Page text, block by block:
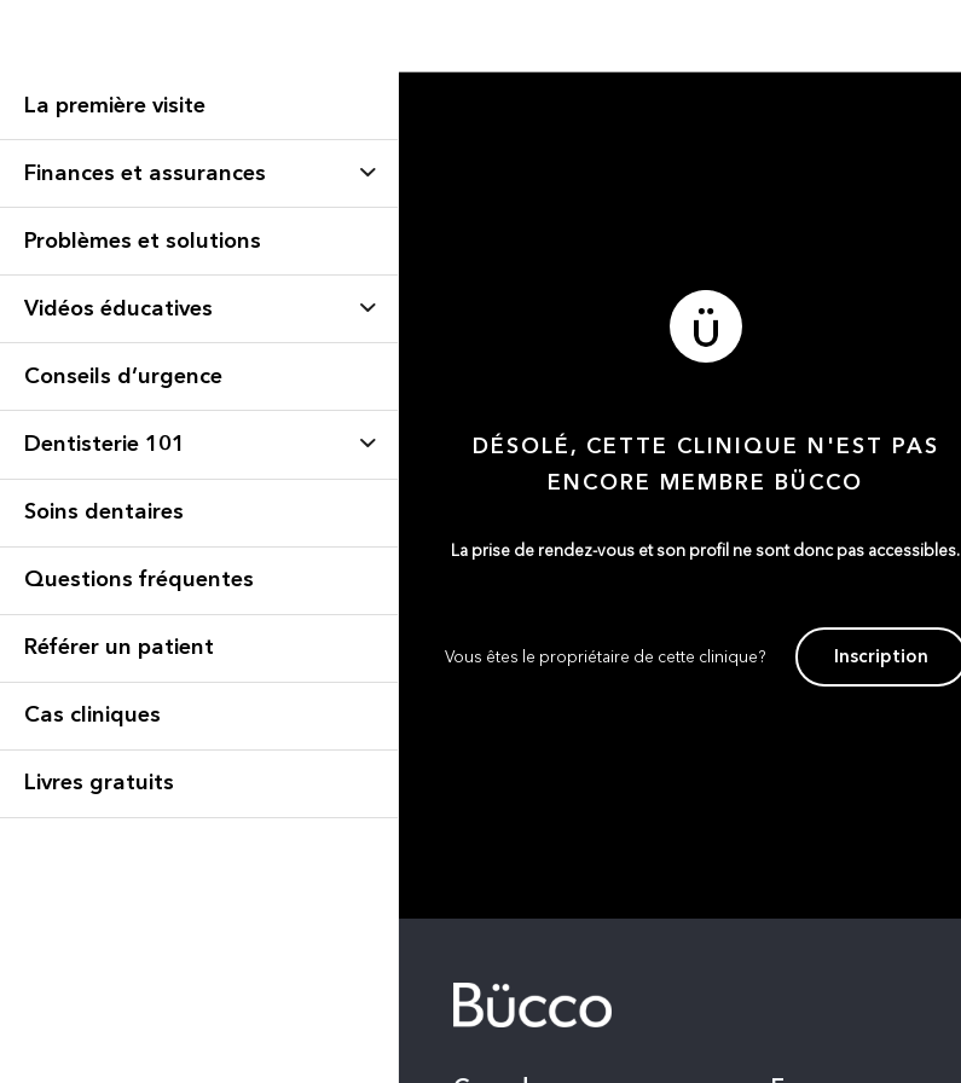
La première visite
Finances et assurances
Problèmes et solutions
Vidéos éducatives
Conseils d’urgence
Dentisterie 101
Soins dentaires
Questions fréquentes
Référer un patient
Cas cliniques
Livres gratuits
DÉSOLÉ, CETTE CLINIQUE N'EST PAS
ENCORE MEMBRE BÜCCO
La prise de rendez-vous et son profil ne sont donc pas accessibles.
Vous êtes le propriétaire de cette clinique? Inscription